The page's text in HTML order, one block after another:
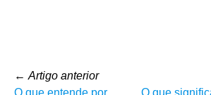
← Artigo anterior
O que entende por
O que